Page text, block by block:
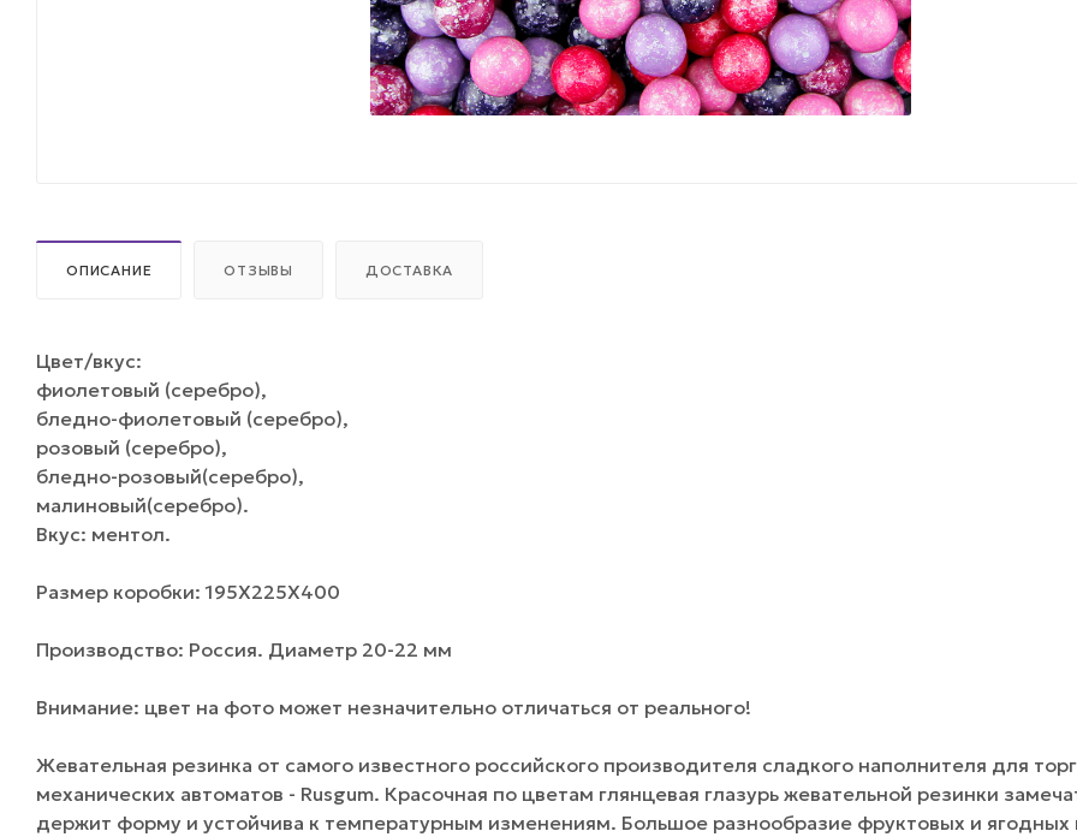
ОПИСАНИЕ ОТЗЫВЫ ДОСТАВКА
Цвет/вкус:
фиолетовый (серебро),
бледно-фиолетовый (серебро),
розовый (серебро),
бледно-розовый(серебро),
малиновый(серебро).
Вкус: ментол.
Размер коробки: 195Х225Х400
Производство: Россия. Диаметр 20-22 мм
Внимание: цвет на фото может незначительно отличаться от реального!
Жевательная резинка от самого известного российского производителя сладкого наполнителя для
механических автоматов - Rusgum. Красочная по цветам глянцевая глазурь жевательной резинки
держит форму и устойчива к температурным изменениям. Большое разнообразие фруктовых и ягодных